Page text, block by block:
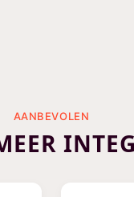
AANBEVOLEN